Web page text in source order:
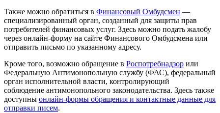
Также можно обратиться в Финансовый Омбудсмен —
специализированный орган, созданный для защиты прав
потребителей финансовых услуг. Здесь можно подать жалобу
через онлайн-форму на сайте Финансового Омбудсмена или
отправить письмо по указанному адресу.
Кроме того, возможно обращение в Роспотребнадзор или
Федеральную Антимонопольную службу (ФАС), федеральный
орган исполнительной власти, контролирующий
соблюдение антимонопольного законодательства. Здесь также
доступны онлайн-формы обращения и контактные данные для
отправки писем.